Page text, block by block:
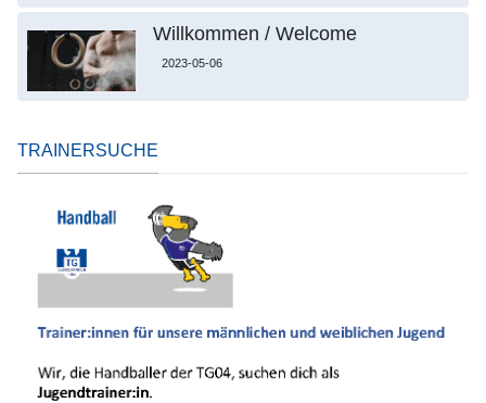
Willkommen / Welcome
2023-05-06
TRAINERSUCHE